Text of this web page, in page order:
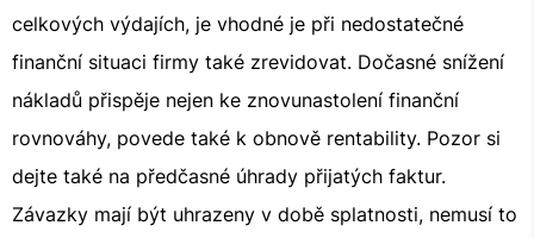
celkových výdajích, je vhodné je při nedostatečné
finanční situaci firmy také zrevidovat. Dočasné snížení
nákladů přispěje nejen ke znovunastolení finanční
rovnováhy, povede také k obnově rentability. Pozor si
dejte také na předčasné úhrady přijatých faktur.
Závazky mají být uhrazeny v době splatnosti, nemusí to